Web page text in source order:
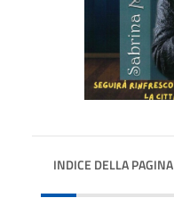
INDICE DELLA PAGINA